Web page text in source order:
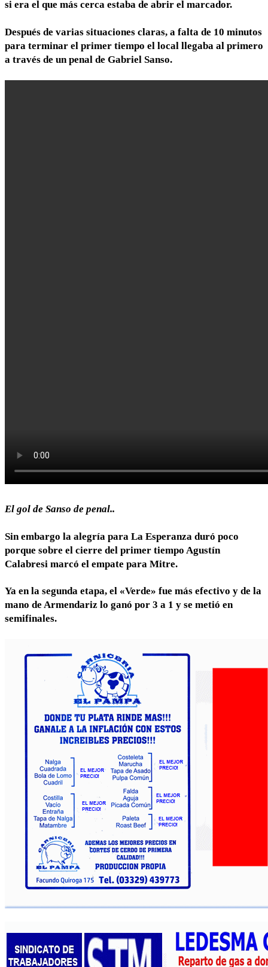
si era el que más cerca estaba de abrir el marcador.
Después de varias situaciones claras, a falta de 10 minutos
para terminar el primer tiempo el local llegaba al primero
a través de un penal de Gabriel Sanso.
El gol de Sanso de penal..
Sin embargo la alegría para La Esperanza duró poco
porque sobre el cierre del primer tiempo Agustín
Calabresi marcó el empate para Mitre.
Ya en la segunda etapa, el «Verde» fue más efectivo y de la
mano de Armendariz lo ganó por 3 a 1 y se metió en
semifinales.